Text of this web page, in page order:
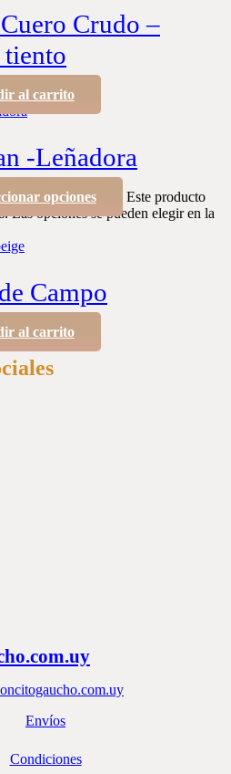
Crudo –
tiento
al carrito
-Leñadora
opciones
Este producto
Las opciones se pueden elegir en la
Campo
al carrito
Envíos
Condiciones